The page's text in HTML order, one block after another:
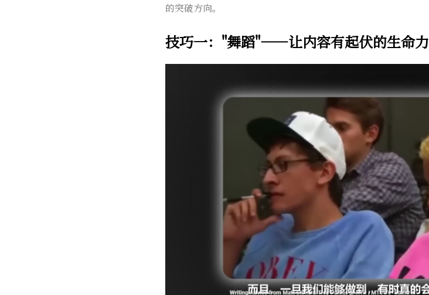
的突破方向。
技巧一："舞蹈"——让内容有起伏的生命力